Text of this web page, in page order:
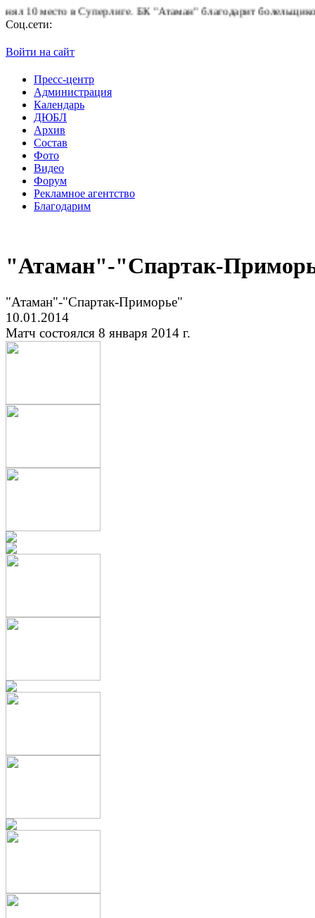
в Суперлиге. БК "Атаман" благодарит болельщиков за
Соц.сети:
Войти на сайт
Пресс-центр
Администрация
Календарь
ДЮБЛ
Архив
Состав
Фото
Видео
Форум
Рекламное агентство
Благодарим
"Атаман"-"Спартак-
"Атаман"-"Спартак-Приморье"
10.01.2014
Матч состоялся 8 января 2014 г.